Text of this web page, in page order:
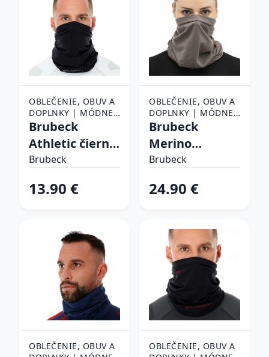
OBLEČENIE, OBUV A
DOPLNKY | MÓDNE
DOPLNKY | ŠATKY,
ŠATKY
Brubeck
Athletic čierna
- S/M
Brubeck
13.90 €
OBLEČENIE, OBUV A
DOPLNKY | MÓDNE
DOPLNKY | ŠATKY,
ŠATKY
Brubeck
Merino
KM10360 Steel
Brubeck
24.90 €
OBLEČENIE, OBUV A
OBLEČENIE, OBUV A